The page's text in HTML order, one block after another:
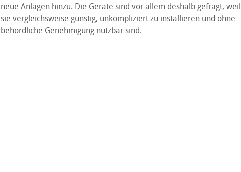
neue Anlagen hinzu. Die Geräte sind vor allem deshalb gefragt, weil
sie vergleichsweise günstig, unkompliziert zu installieren und ohne
behördliche Genehmigung nutzbar sind.